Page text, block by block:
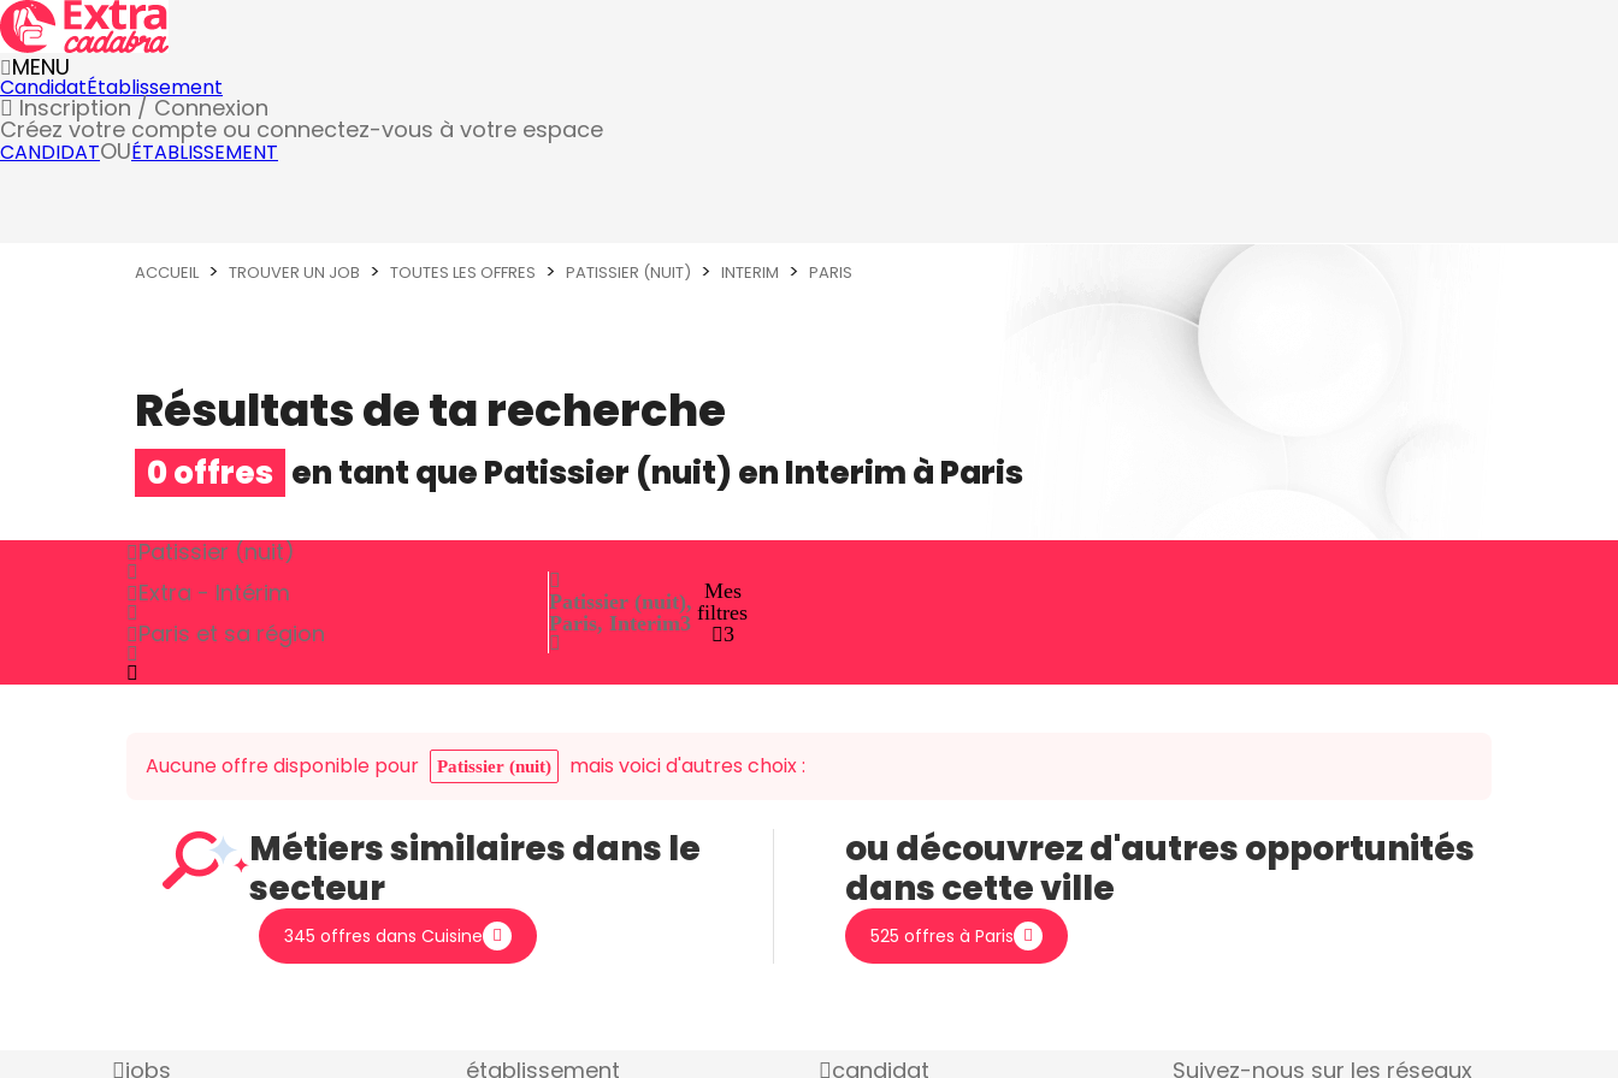
MENU
CandidatÉtablissement
Inscription / Connexion
Créez votre compte ou connectez-vous à votre espace
CANDIDATOUÉTABLISSEMENT
ACCUEIL TROUVER UN JOB TOUTES LES OFFRES PATISSIER (NUIT) INTERIM PARIS
Résultats de ta recherche
0 offres en tant quePatissier (nuit)enInterimàParis
Patissier (nuit)
Extra - Intérim
Paris et sa région
Patissier (nuit),
Paris, Interim3
Mes
filtres
3
Aucune offre disponible pour Patissier (nuit) mais voici d'autres choix :
Métiers similaires dans le
secteur
345 offres dans Cuisine
ou découvrez d'autres opportunités
dans cette ville
525 offres à Paris
jobs établissement candidat Suivez-nous sur les réseaux